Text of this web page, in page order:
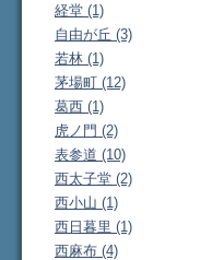
経堂 (1)
自由が丘 (3)
若林 (1)
茅場町 (12)
葛西 (1)
虎ノ門 (2)
表参道 (10)
西太子堂 (2)
西小山 (1)
西日暮里 (1)
西麻布 (4)